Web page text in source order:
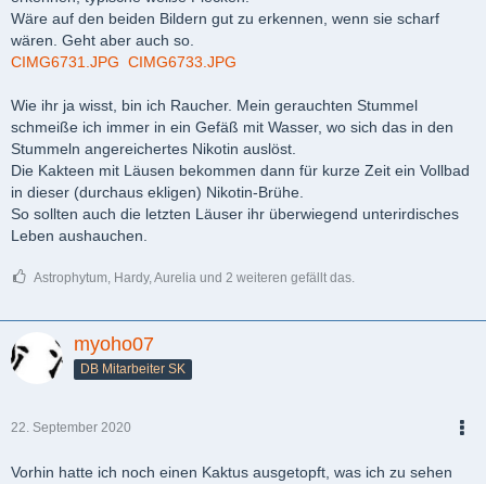
Wäre auf den beiden Bildern gut zu erkennen, wenn sie scharf
wären. Geht aber auch so.
CIMG6731.JPG CIMG6733.JPG
Wie ihr ja wisst, bin ich Raucher. Mein gerauchten Stummel
schmeiße ich immer in ein Gefäß mit Wasser, wo sich das in den
Stummeln angereichertes Nikotin auslöst.
Die Kakteen mit Läusen bekommen dann für kurze Zeit ein Vollbad
in dieser (durchaus ekligen) Nikotin-Brühe.
So sollten auch die letzten Läuser ihr überwiegend unterirdisches
Leben aushauchen.
Astrophytum, Hardy, Aurelia und 2 weiteren gefällt das.
myoho07
DB Mitarbeiter SK
22. September 2020
Vorhin hatte ich noch einen Kaktus ausgetopft, was ich zu sehen